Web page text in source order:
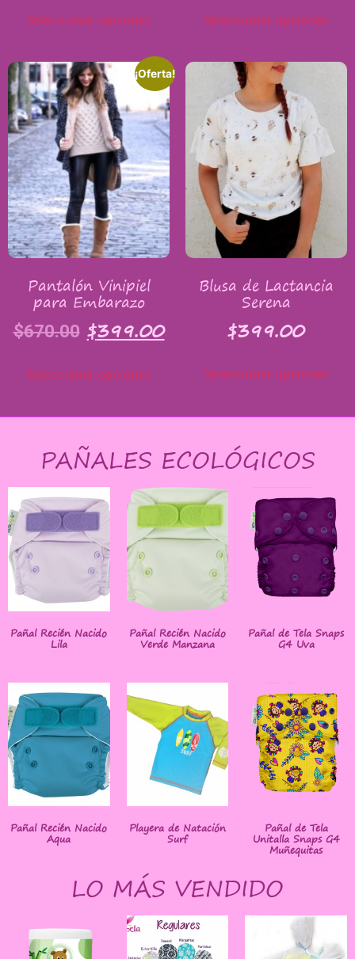
Seleccionar opciones Seleccionar opciones
¡Oferta!
Pantalón Vinipiel
para Embarazo
$670.00 $399.00
Seleccionar opciones
Blusa de Lactancia
Serena
$399.00
Seleccionar opciones
PAÑALES ECOLÓGICOS
Pañal Recién Nacido
Lila
Pañal Recién Nacido
Verde Manzana
Pañal de Tela Snaps
G4 Uva
Pañal Recién Nacido
Aqua
Playera de Natación
Surf
Pañal de Tela
Unitalla Snaps G4
Muñequitas
LO MÁS VENDIDO